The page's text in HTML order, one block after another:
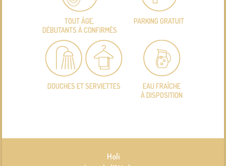
TOUT ÂGE,
DÉBUTANTS À CONFIRMÉS
PARKING GRATUIT
DOUCHES ET SERVIETTES
EAU FRAÎCHE
À DISPOSITION
Holi